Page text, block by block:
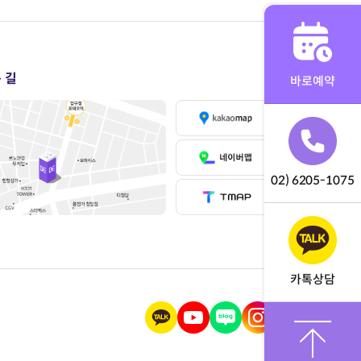
길 바로예약
02) 6205-1075
카톡상담